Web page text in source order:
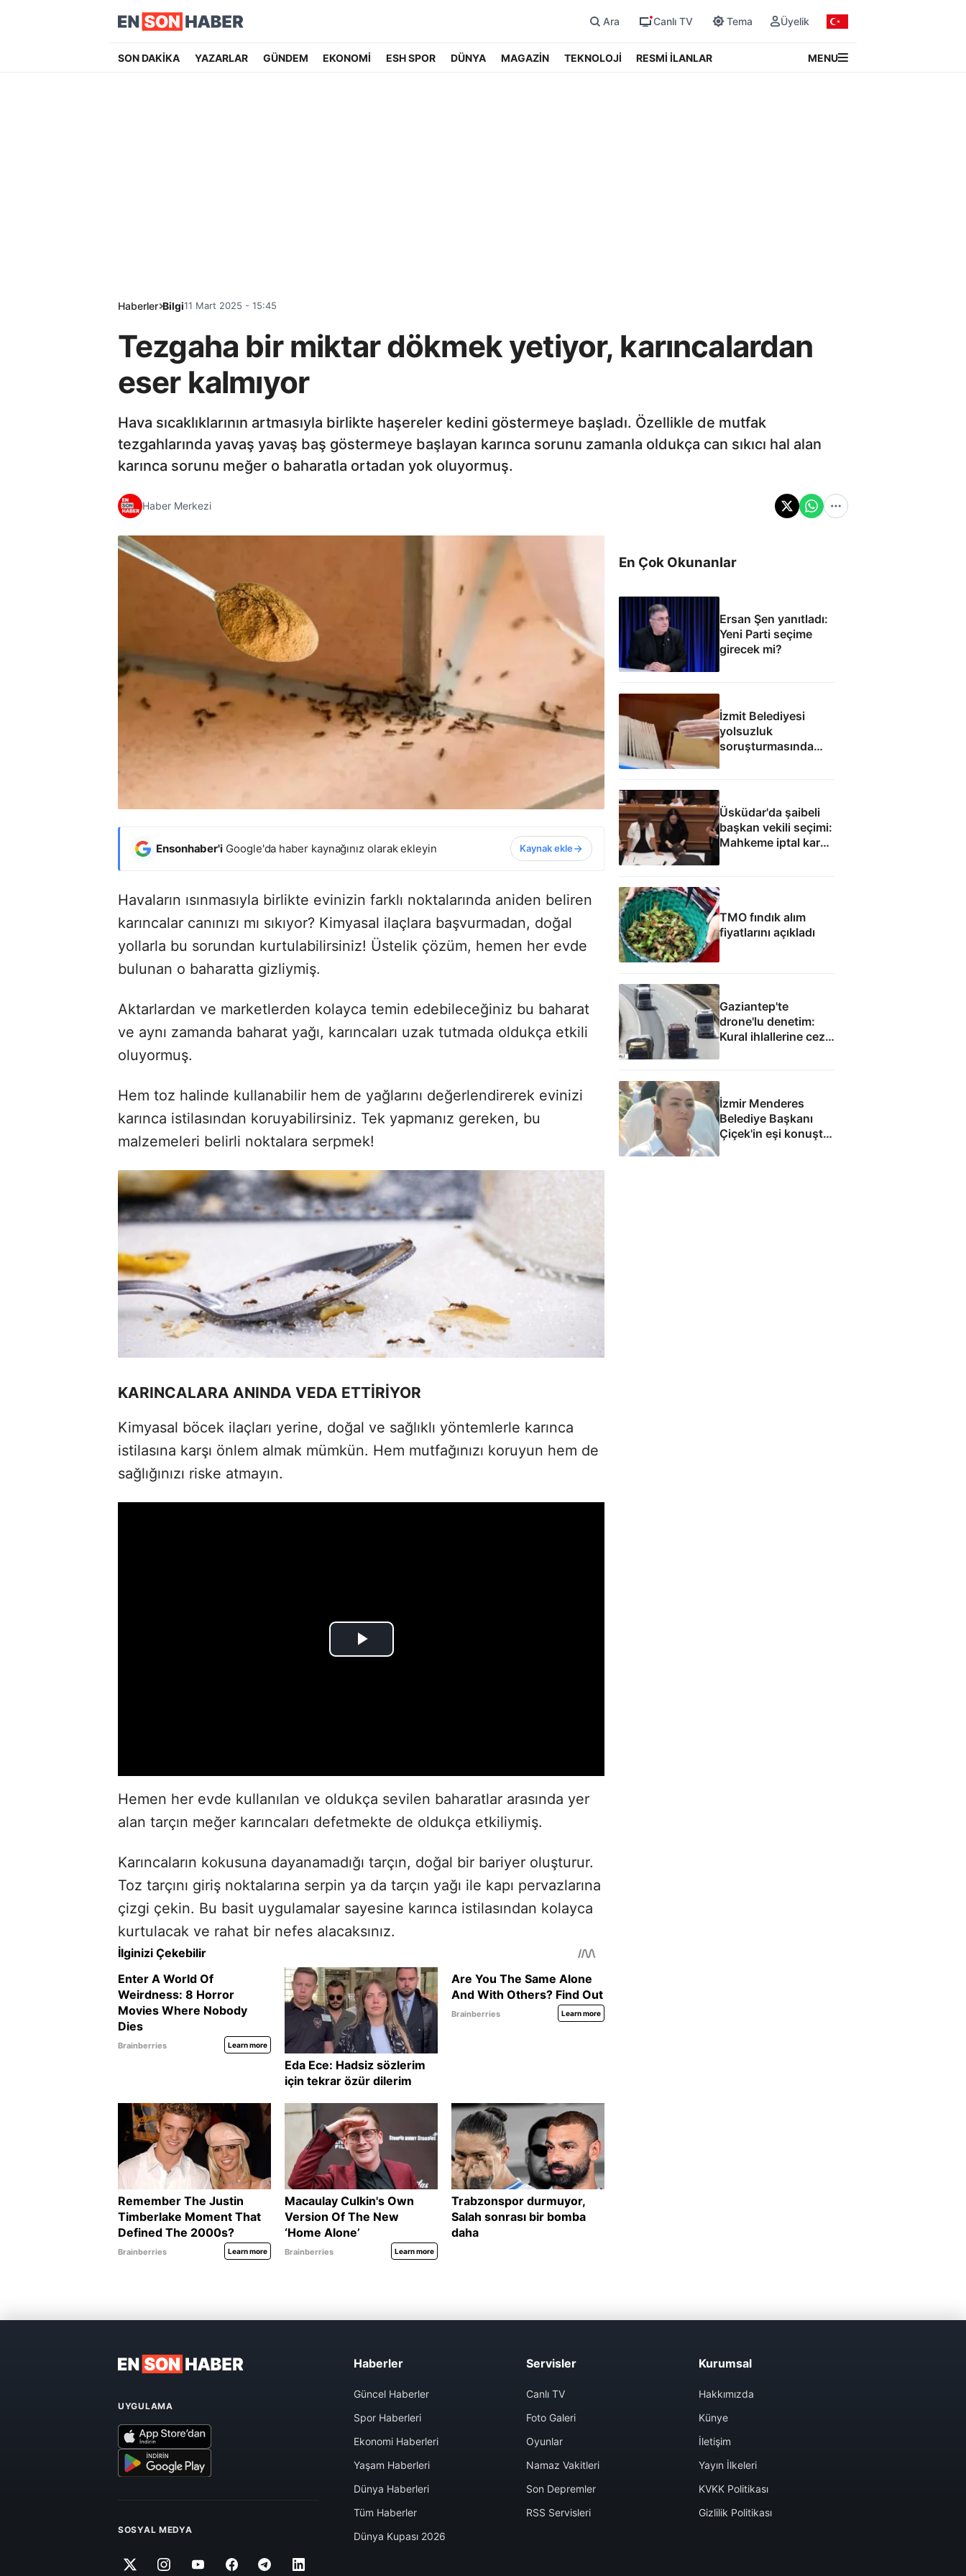
Ara Canlı TV Tema Üyelik
SON DAKİKA YAZARLAR GÜNDEM EKONOMİ ESH SPOR DÜNYA MAGAZİN TEKNOLOJİ RESMİ İLANLAR MENU
Haberler Bilgi11 Mart 2025 - 15:45
Tezgaha bir miktar dökmek yetiyor, karıncalardan
eser kalmıyor
Hava sıcaklıklarının artmasıyla birlikte haşereler kedini göstermeye başladı. Özellikle de mutfak
tezgahlarında yavaş yavaş baş göstermeye başlayan karınca sorunu zamanla oldukça can sıkıcı hal alan
karınca sorunu meğer o baharatla ortadan yok oluyormuş.
Haber Merkezi
Ensonhaber'i Google'da haber kaynağınız olarak ekleyin Kaynak ekle
Havaların ısınmasıyla birlikte evinizin farklı noktalarında aniden beliren
karıncalar canınızı mı sıkıyor? Kimyasal ilaçlara başvurmadan, doğal
yollarla bu sorundan kurtulabilirsiniz! Üstelik çözüm, hemen her evde
bulunan o baharatta gizliymiş.
Aktarlardan ve marketlerden kolayca temin edebileceğiniz bu baharat
ve aynı zamanda baharat yağı, karıncaları uzak tutmada oldukça etkili
oluyormuş.
Hem toz halinde kullanabilir hem de yağlarını değerlendirerek evinizi
karınca istilasından koruyabilirsiniz. Tek yapmanız gereken, bu
malzemeleri belirli noktalara serpmek!
KARINCALARA ANINDA VEDA ETTİRİYOR
Kimyasal böcek ilaçları yerine, doğal ve sağlıklı yöntemlerle karınca
istilasına karşı önlem almak mümkün. Hem mutfağınızı koruyun hem de
sağlığınızı riske atmayın.
Hemen her evde kullanılan ve oldukça sevilen baharatlar arasında yer
alan tarçın meğer karıncaları defetmekte de oldukça etkiliymiş.
Karıncaların kokusuna dayanamadığı tarçın, doğal bir bariyer oluşturur.
Toz tarçını giriş noktalarına serpin ya da tarçın yağı ile kapı pervazlarına
çizgi çekin. Bu basit uygulamalar sayesine karınca istilasından kolayca
kurtulacak ve rahat bir nefes alacaksınız.
En Çok Okunanlar
Ersan Şen yanıtladı:
Yeni Parti seçime
girecek mi?
İzmit Belediyesi
yolsuzluk
soruşturmasında
dolu zarf
Üsküdar'da şaibeli
başkan vekili seçimi:
Mahkeme iptal kararı
TMO fındık alım
fiyatlarını açıkladı
Gaziantep'te
drone'lu denetim:
Kural ihlallerine ceza
İzmir Menderes
Belediye Başkanı
Çiçek'in eşi konuştu:
UYGULAMA
SOSYAL MEDYA
Haberler
Güncel Haberler
Spor Haberleri
Ekonomi Haberleri
Yaşam Haberleri
Dünya Haberleri
Tüm Haberler
Dünya Kupası 2026
Servisler
Canlı TV
Foto Galeri
Oyunlar
Namaz Vakitleri
Son Depremler
RSS Servisleri
Kurumsal
Hakkımızda
Künye
İletişim
Yayın İlkeleri
KVKK Politikası
Gizlilik Politikası